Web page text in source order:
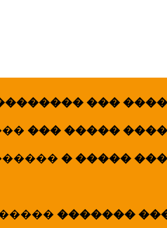
���
��� �����
� ����� ���
�������